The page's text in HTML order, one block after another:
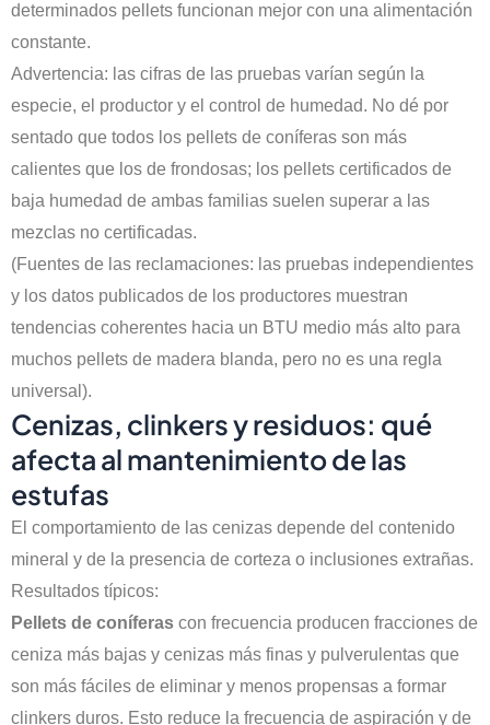
determinados pellets funcionan mejor con una alimentación
constante.
Advertencia: las cifras de las pruebas varían según la
especie, el productor y el control de humedad. No dé por
sentado que todos los pellets de coníferas son más
calientes que los de frondosas; los pellets certificados de
baja humedad de ambas familias suelen superar a las
mezclas no certificadas.
(Fuentes de las reclamaciones: las pruebas independientes
y los datos publicados de los productores muestran
tendencias coherentes hacia un BTU medio más alto para
muchos pellets de madera blanda, pero no es una regla
universal).
Cenizas, clinkers y residuos: qué
afecta al mantenimiento de las
estufas
El comportamiento de las cenizas depende del contenido
mineral y de la presencia de corteza o inclusiones extrañas.
Resultados típicos:
Pellets de coníferas con frecuencia producen fracciones de
ceniza más bajas y cenizas más finas y pulverulentas que
son más fáciles de eliminar y menos propensas a formar
clinkers duros. Esto reduce la frecuencia de aspiración y de